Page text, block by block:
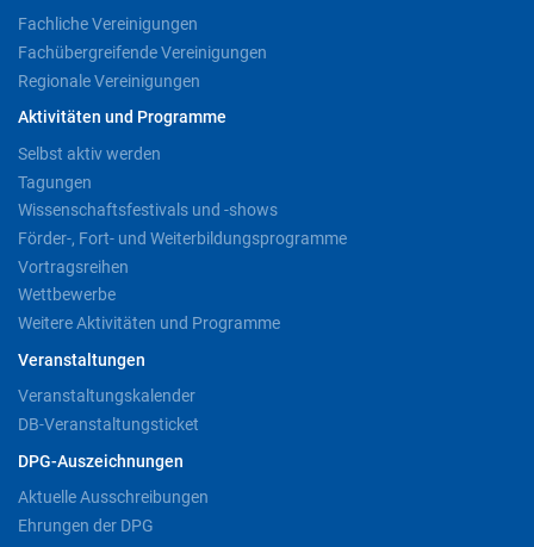
Fachliche Vereinigungen
Fachübergreifende Vereinigungen
Regionale Vereinigungen
Aktivitäten und Programme
Selbst aktiv werden
Tagungen
Wissenschaftsfestivals und -shows
Förder-, Fort- und Weiterbildungsprogramme
Vortragsreihen
Wettbewerbe
Weitere Aktivitäten und Programme
Veranstaltungen
Veranstaltungskalender
DB-Veranstaltungsticket
DPG-Auszeichnungen
Aktuelle Ausschreibungen
Ehrungen der DPG